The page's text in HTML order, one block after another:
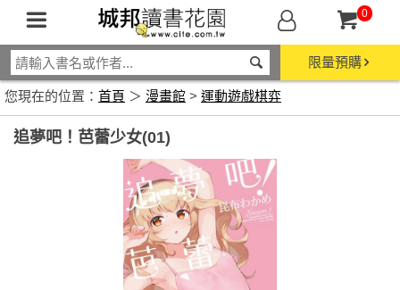
0
限量預購
您現在的位置： 首頁 ＞ 漫畫館 > 運動遊戲棋弈
追夢吧！芭蕾少女(01)